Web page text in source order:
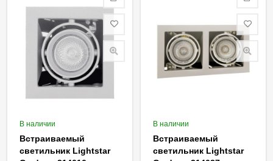
В наличии
Встраиваемый
светильник Lightstar
В наличии
Встраиваемый
светильник Lightstar